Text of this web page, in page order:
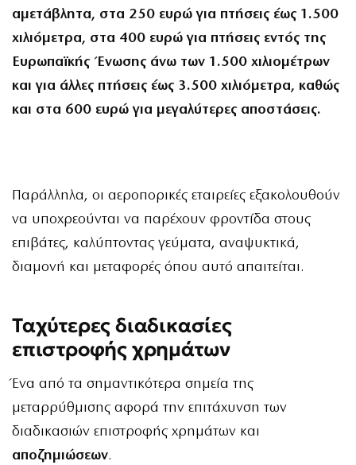
αμετάβλητα, στα 250 ευρώ για πτήσεις έως 1.500
χιλιόμετρα, στα 400 ευρώ για πτήσεις εντός της
Ευρωπαϊκής Ένωσης άνω των 1.500 χιλιομέτρων
και για άλλες πτήσεις έως 3.500 χιλιόμετρα, καθώς
και στα 600 ευρώ για μεγαλύτερες αποστάσεις.
Παράλληλα, οι αεροπορικές εταιρείες εξακολουθούν
να υποχρεούνται να παρέχουν φροντίδα στους
επιβάτες, καλύπτοντας γεύματα, αναψυκτικά,
διαμονή και μεταφορές όπου αυτό απαιτείται.
Ταχύτερες διαδικασίες
επιστροφής χρημάτων
Ένα από τα σημαντικότερα σημεία της
μεταρρύθμισης αφορά την επιτάχυνση των
διαδικασιών επιστροφής χρημάτων και
αποζημιώσεων.